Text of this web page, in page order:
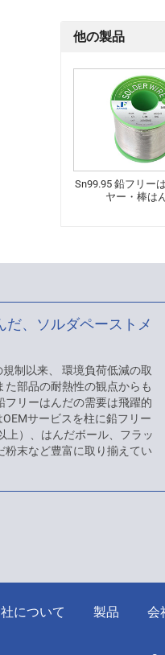
他の製品
Sn99.95 鉛フリー
ヤー・棒は
だ、ソルダペーストメ
制以来、 環境負荷低減の取
た部品の耐熱性の観点からも
リーはんだの需要は飛躍的
サービスを柱に鉛フリー
上）、はんだボール、フラッ
粉末など豊富に取り揃えてい
について 製品 会